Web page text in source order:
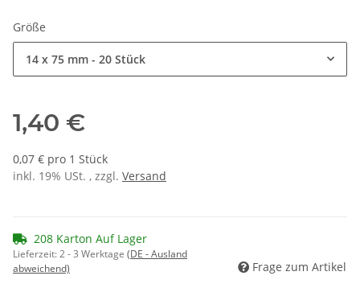
Größe
14 x 75 mm - 20 Stück
1,40 €
0,07 € pro 1 Stück
inkl. 19% USt. , zzgl. Versand
208 Karton Auf Lager
Lieferzeit:2 - 3 Werktage (DE - Ausland
abweichend)
Frage zum Artikel